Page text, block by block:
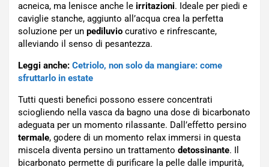
acneica, ma lenisce anche le irritazioni. Ideale per piedi e
caviglie stanche, aggiunto all’acqua crea la perfetta
soluzione per un pediluvio curativo e rinfrescante,
alleviando il senso di pesantezza.
Leggi anche: Cetriolo, non solo da mangiare: come
sfruttarlo in estate
Tutti questi benefici possono essere concentrati
sciogliendo nella vasca da bagno una dose di bicarbonato
adeguata per un momento rilassante. Dall’effetto persino
termale, godere di un momento relax immersi in questa
miscela diventa persino un trattamento detossinante. Il
bicarbonato permette di purificare la pelle dalle impurità,